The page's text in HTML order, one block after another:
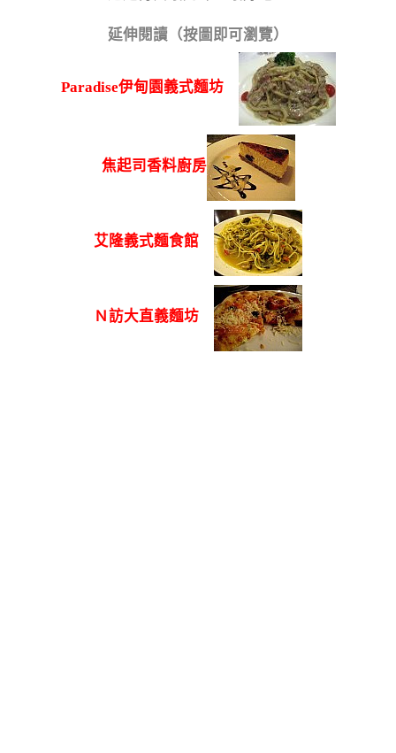
延伸閱讀（按圖即可瀏覽）
Paradise伊甸園義式麵坊
焦起司香料廚房
艾隆義式麵食館
Ｎ訪大直義麵坊